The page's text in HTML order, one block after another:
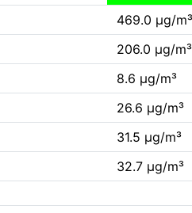
469.0 µg/m³
206.0 µg/m³
8.6 µg/m³
26.6 µg/m³
31.5 µg/m³
32.7 µg/m³